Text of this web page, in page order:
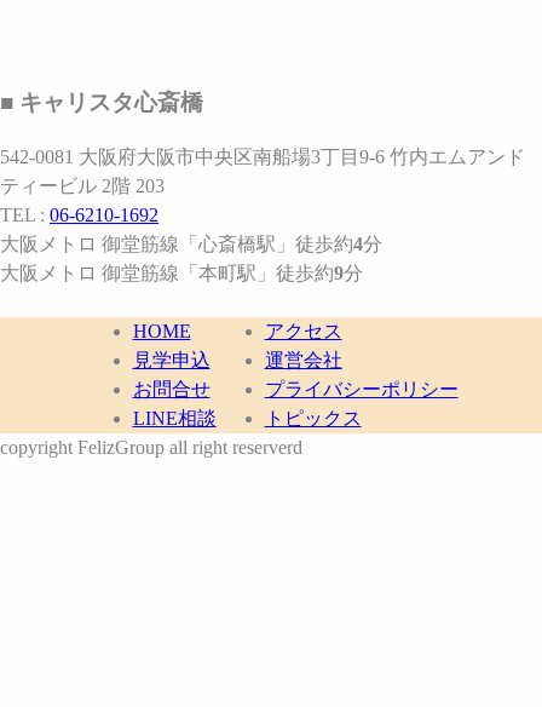
■ キャリスタ心斎橋
542-0081 大阪府大阪市中央区南船場3丁目9-6 竹内エムアンド
ティービル 2階 203
TEL : 06-6210-1692
大阪メトロ 御堂筋線 「心斎橋駅」 徒歩約4分
大阪メトロ 御堂筋線 「本町駅」 徒歩約9分
HOME
見学申込
お問合せ
LINE相談
アクセス
運営会社
プライバシーポリシー
トピックス
copyright FelizGroup all right reserverd